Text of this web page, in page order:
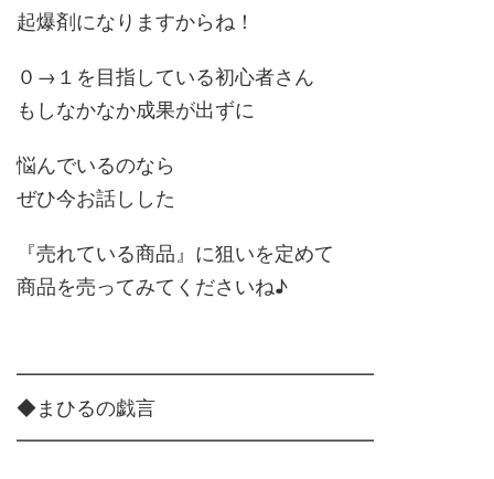
起爆剤になりますからね！
０→１を目指している初心者さん
もしなかなか成果が出ずに
悩んでいるのなら
ぜひ今お話しした
『売れている商品』に狙いを定めて
商品を売ってみてくださいね♪
━━━━━━━━━━━━━━━━━━
◆まひるの戯言
━━━━━━━━━━━━━━━━━━